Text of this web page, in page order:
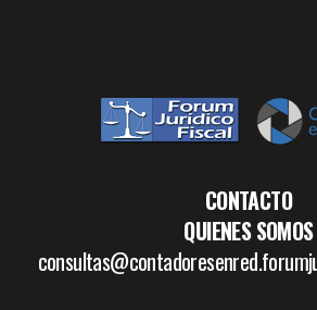
CONTACTO
QUIENES SOMOS